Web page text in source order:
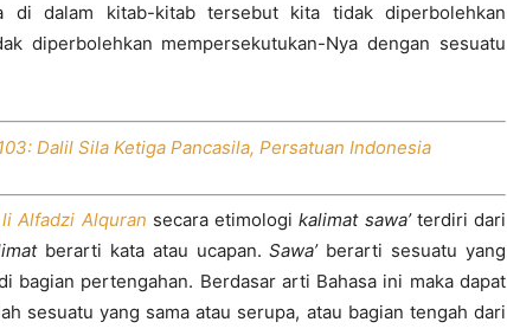
di dalam kitab-kitab tersebut kita tidak diperbolehkan
diperbolehkan mempersekutukan-Nya dengan sesuatu
Dalil Sila Ketiga Pancasila, Persatuan Indonesia
Alfadzi Alquran secara etimologikalimat sawa’terdiri dari
berarti kata atau ucapan.Sawa’berarti sesuatu yang
bagian pertengahan. Berdasar arti Bahasa ini maka dapat
sesuatu yang sama atau serupa, atau bagian tengah dari